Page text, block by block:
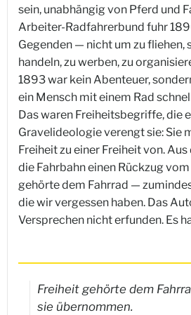
sein, unabhängig von Pferd und
Arbeiter-Radfahrerbund fuhr
Gegenden — nicht um zu fliehen,
handeln, zu werben, zu
1893 war kein Abenteuer,
ein Mensch mit einem Rad
Das waren Freiheitsbegriffe, die
Gravelideologie verengt sie: Sie
Freiheit zu einer Freiheit von.
die Fahrbahn einen Rückzug
gehörte dem Fahrrad —
die wir vergessen haben. Das
Versprechen nicht erfunden. Es
Freiheit gehörte dem
sie übernommen.